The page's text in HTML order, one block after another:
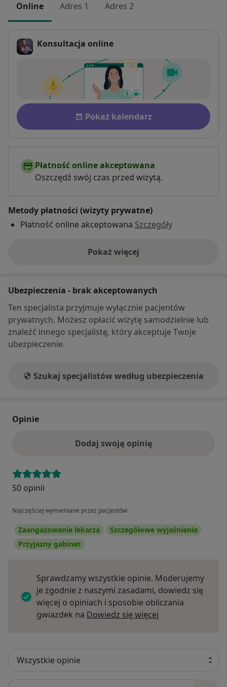
Online Adres 1 Adres 2
Konsultacja online
Płatność po konsultacji
Dostępność
Pokaż kalendarz
Płatność online akceptowana
Oszczędź swój czas przed wizytą.
Metody płatności (wizyty prywatne)
Płatność online akceptowana Szczegóły
Pokaż więcej
o adresie
Ubezpieczenia - brak akceptowanych
Ten specjalista przyjmuje wyłącznie pacjentów
prywatnych. Możesz opłacić wizytę samodzielnie lub
znaleźć innego specjalistę, który akceptuje Twoje
ubezpieczenie.
Szukaj specjalistów według ubezpieczenia
Opinie
Dodaj swoją opinię
50 opinii
Najczęściej wymieniane przez pacjentów
Zaangażowanie lekarza
Szczegółowe wyjaśnienia
Przyjazny gabinet
Sprawdzamy wszystkie opinie. Moderujemy
je zgodnie z naszymi zasadami, dowiedz się
więcej o opiniach i sposobie obliczania
gwiazdek na Dowiedz się więcej